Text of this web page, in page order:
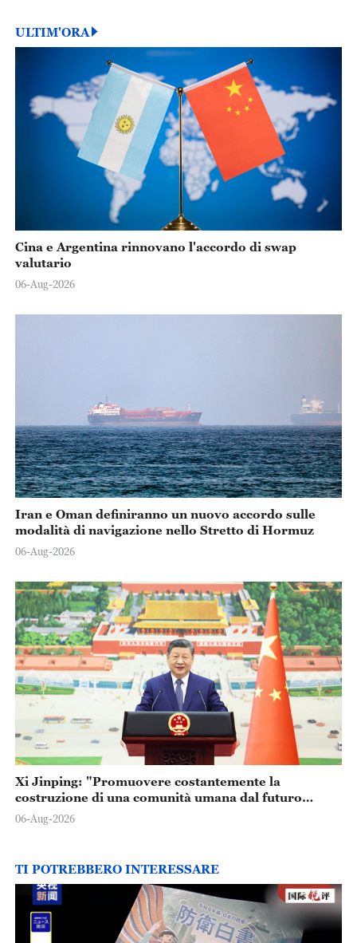
ULTIM'ORA
Cina e Argentina rinnovano l'accordo di swap
valutario
06-Aug-2026
Iran e Oman definiranno un nuovo accordo sulle
modalità di navigazione nello Stretto di Hormuz
06-Aug-2026
Xi Jinping: "Promuovere costantemente la
costruzione di una comunità umana dal futuro
condiviso"
06-Aug-2026
TI POTREBBERO INTERESSARE